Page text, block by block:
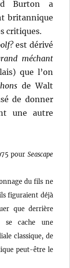
Burton a
britannique
critiques.
est dérivé
méchant
que l’on
de Walt
de donner
une autre
pour Seascape
du fils ne
figuraient déjà
que derrière
se cache une
classique, de
peut-être le